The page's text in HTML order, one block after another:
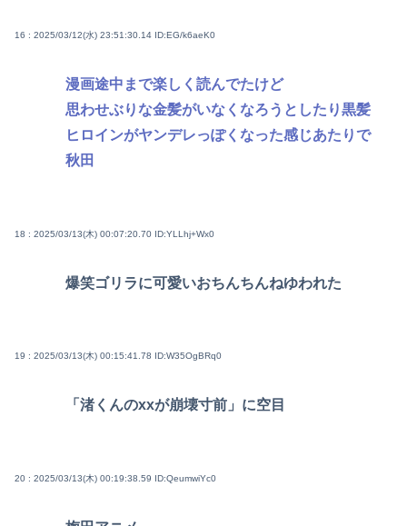
16 : 2025/03/12(水) 23:51:30.14 ID:EG/k6aeK0
漫画途中まで楽しく読んでたけど
思わせぶりな金髪がいなくなろうとしたり黒髪
ヒロインがヤンデレっぽくなった感じあたりで
秋田
18 : 2025/03/13(木) 00:07:20.70 ID:YLLhj+Wx0
爆笑ゴリラに可愛いおちんちんねゆわれた
19 : 2025/03/13(木) 00:15:41.78 ID:W35OgBRq0
「渚くんのxxが崩壊寸前」に空目
20 : 2025/03/13(木) 00:19:38.59 ID:QeumwiYc0